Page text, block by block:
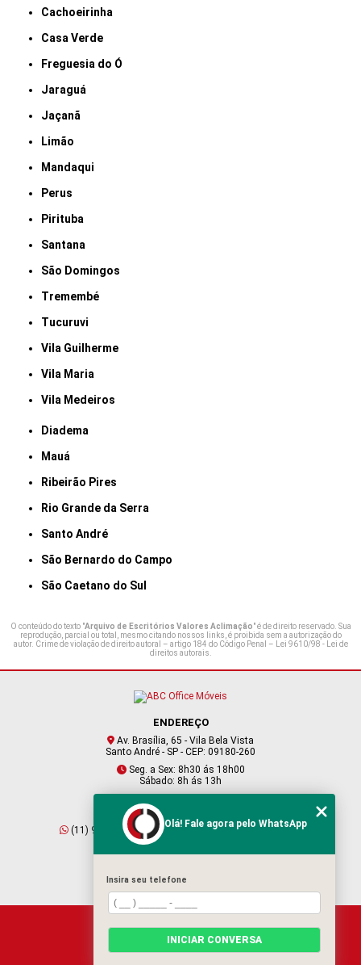
Cachoeirinha
Casa Verde
Freguesia do Ó
Jaraguá
Jaçanã
Limão
Mandaqui
Perus
Pirituba
Santana
São Domingos
Tremembé
Tucuruvi
Vila Guilherme
Vila Maria
Vila Medeiros
Diadema
Mauá
Ribeirão Pires
Rio Grande da Serra
Santo André
São Bernardo do Campo
São Caetano do Sul
O conteúdo do texto "Arquivo de Escritórios Valores Aclimação" é de direito reservado. Sua
reprodução, parcial ou total, mesmo citando nossos links, é proibida sem a autorização do
autor. Crime de violação de direito autoral – artigo 184 do Código Penal – Lei 9610/98 - Lei de
direitos autorais.
ENDEREÇO
Av. Brasília, 65 - Vila Bela Vista
Santo André - SP - CEP: 09180-260
Seg. a Sex: 8h30 ás 18h00
Sábado: 8h ás 13h
CONTATO
(11) 95409-2229
(11) 4901-6045
vendas@abcofficemoveis.com.br
HOME
SOBRE NÓS
PRODUTOS
Olá! Fale agora pelo WhatsApp
Insira seu telefone
INICIAR CONVERSA